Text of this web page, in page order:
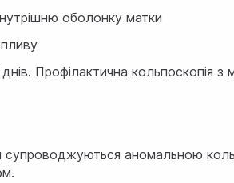
оболонку матки
Профілактична кольпоскопія
супроводжуються аномальною